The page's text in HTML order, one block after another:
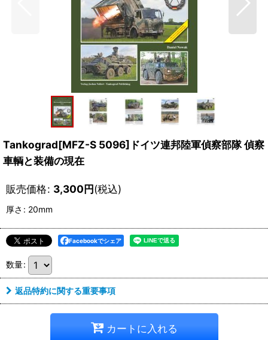
Tankograd[MFZ-S 5096]ドイツ連邦陸軍偵察部隊 偵察
車輌と装備の現在
販売価格: 3,300円(税込)
厚さ : 20mm
Facebookでシェア
数量:
返品特約に関する重要事項
カートに入れる